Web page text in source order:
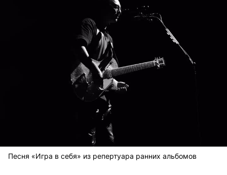
Песня «Игра в себя» из репертуара ранних альбомов